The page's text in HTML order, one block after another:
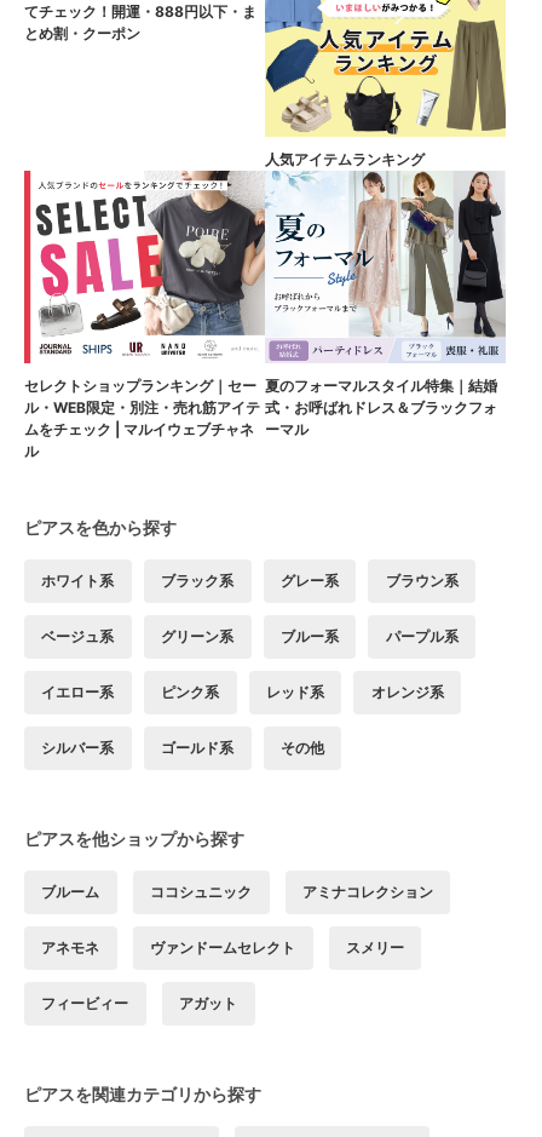
てチェック！開運・888円以下・ま
とめ割・クーポン
人気アイテムランキング
セレクトショップランキング｜セー
ル・WEB限定・別注・売れ筋アイテ
ムをチェック | マルイウェブチャネ
ル
夏のフォーマルスタイル特集｜結婚
式・お呼ばれドレス＆ブラックフォ
ーマル
ピアスを色から探す
ホワイト系 ブラック系 グレー系 ブラウン系
ベージュ系 グリーン系 ブルー系 パープル系
イエロー系 ピンク系 レッド系 オレンジ系
シルバー系 ゴールド系 その他
ピアスを他ショップから探す
ブルーム ココシュニック アミナコレクション
アネモネ ヴァンドームセレクト スメリー
フィービィー アガット
ピアスを関連カテゴリから探す